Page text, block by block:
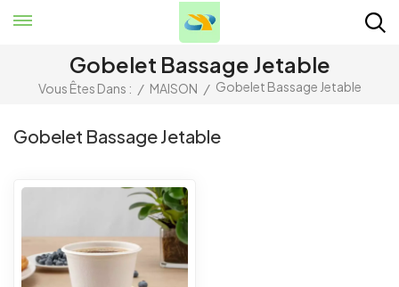
Gobelet Bassage Jetable
Vous Êtes Dans : / MAISON / Gobelet Bassage Jetable
Gobelet Bassage Jetable